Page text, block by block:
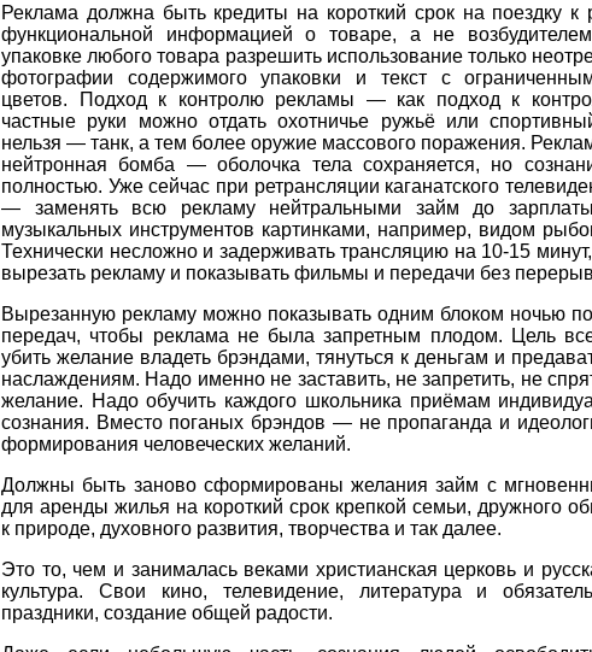
Реклама должна быть кредиты на короткий срок на поездку к
функциональной информацией о товаре, а не
упаковке любого товара разрешить использование только
фотографии содержимого упаковки и текст с
цветов. Подход к контролю рекламы — как подход к
частные руки можно отдать охотничье ружьё или
нельзя — танк, а тем более оружие массового поражения.
нейтронная бомба — оболочка тела сохраняется, но
полностью. Уже сейчас при ретрансляции каганатского
— заменять всю рекламу нейтральными займ до
музыкальных инструментов картинками, например, видом
Технически несложно и задерживать трансляцию на 10-15
вырезать рекламу и показывать фильмы и передачи без
Вырезанную рекламу можно показывать одним блоком ночью
передач, чтобы реклама не была запретным плодом. Цель
убить желание владеть брэндами, тянуться к деньгам и
наслаждениям. Надо именно не заставить, не запретить, не
желание. Надо обучить каждого школьника приёмам
сознания. Вместо поганых брэндов — не пропаганда и
формирования человеческих желаний.
Должны быть заново сформированы желания займ с
для аренды жилья на короткий срок крепкой семьи, дружного
к природе, духовного развития, творчества и так далее.
Это то, чем и занималась веками христианская церковь и
культура. Свои кино, телевидение, литература и
праздники, создание общей радости.